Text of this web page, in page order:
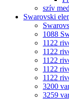
szív
Swarovski
1088
1122
1122
1122
1122
1122
3200
3259